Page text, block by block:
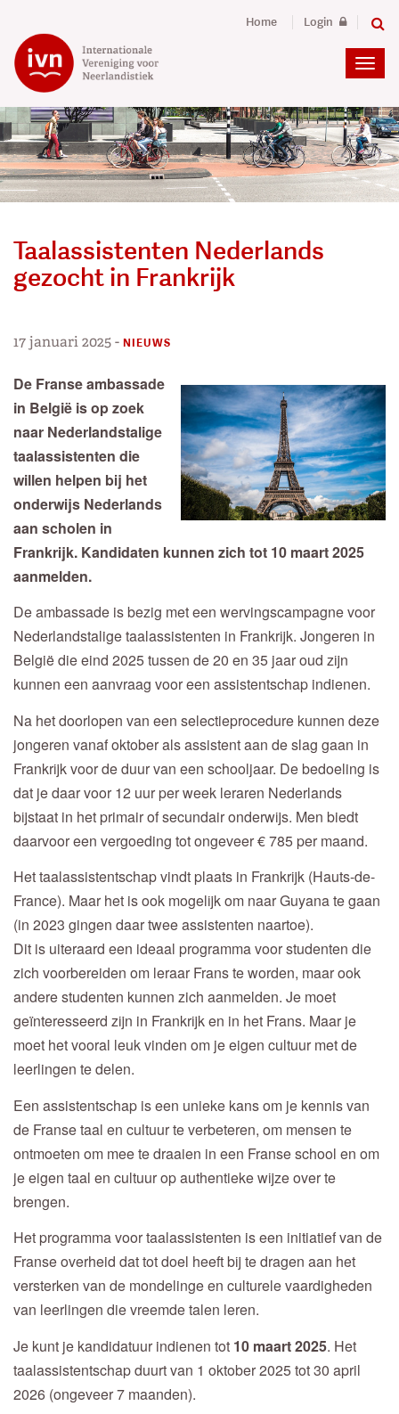
Home Login
Taalassistenten Nederlands
gezocht in Frankrijk
17 januari 2025 - NIEUWS
De Franse ambassade
in België is op zoek
naar Nederlandstalige
taalassistenten die
willen helpen bij het
onderwijs Nederlands
aan scholen in
Frankrijk. Kandidaten kunnen zich tot 10 maart 2025
aanmelden.
De ambassade is bezig met een wervingscampagne voor
Nederlandstalige taalassistenten in Frankrijk. Jongeren in
België die eind 2025 tussen de 20 en 35 jaar oud zijn
kunnen een aanvraag voor een assistentschap indienen.
Na het doorlopen van een selectieprocedure kunnen deze
jongeren vanaf oktober als assistent aan de slag gaan in
Frankrijk voor de duur van een schooljaar. De bedoeling is
dat je daar voor 12 uur per week leraren Nederlands
bijstaat in het primair of secundair onderwijs. Men biedt
daarvoor een vergoeding tot ongeveer € 785 per maand.
Het taalassistentschap vindt plaats in Frankrijk (Hauts-de-
France). Maar het is ook mogelijk om naar Guyana te gaan
(in 2023 gingen daar twee assistenten naartoe).
Dit is uiteraard een ideaal programma voor studenten die
zich voorbereiden om leraar Frans te worden, maar ook
andere studenten kunnen zich aanmelden. Je moet
geïnteresseerd zijn in Frankrijk en in het Frans. Maar je
moet het vooral leuk vinden om je eigen cultuur met de
leerlingen te delen.
Een assistentschap is een unieke kans om je kennis van
de Franse taal en cultuur te verbeteren, om mensen te
ontmoeten om mee te draaien in een Franse school en om
je eigen taal en cultuur op authentieke wijze over te
brengen.
Het programma voor taalassistenten is een initiatief van de
Franse overheid dat tot doel heeft bij te dragen aan het
versterken van de mondelinge en culturele vaardigheden
van leerlingen die vreemde talen leren.
Je kunt je kandidatuur indienen tot 10 maart 2025. Het
taalassistentschap duurt van 1 oktober 2025 tot 30 april
2026 (ongeveer 7 maanden).